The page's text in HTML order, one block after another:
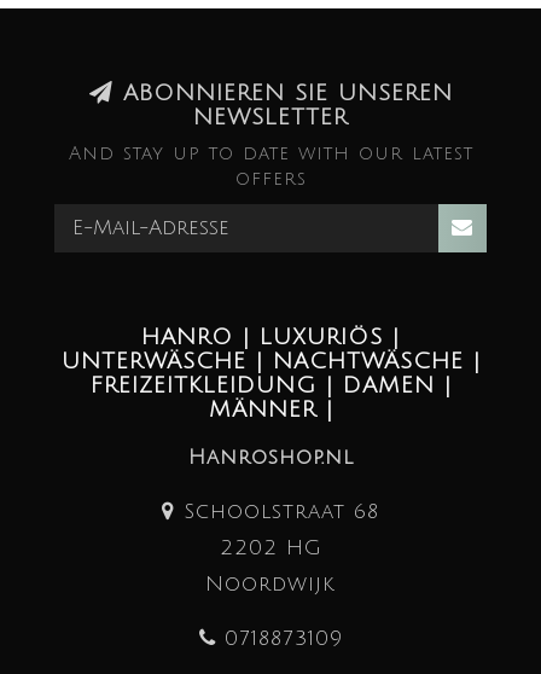
ABONNIEREN SIE UNSEREN
NEWSLETTER
And stay up to date with our latest
offers
HANRO | LUXURIÖS |
UNTERWÄSCHE | NACHTWÄSCHE |
FREIZEITKLEIDUNG | DAMEN |
MÄNNER |
Hanroshop.nl
Schoolstraat 68
2202 HG
Noordwijk
0718873109